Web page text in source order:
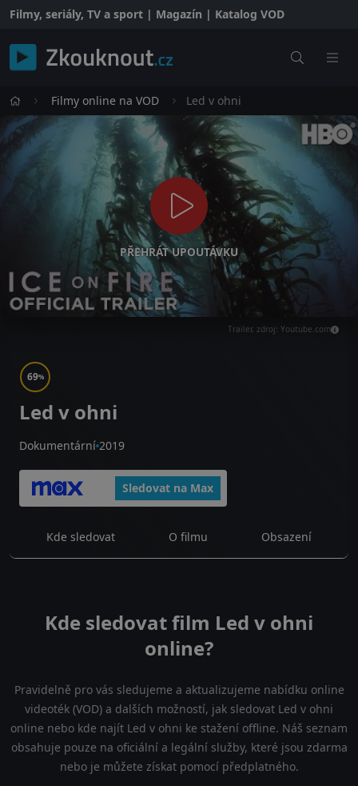
Filmy, seriály, TV a sport | Magazín | Katalog VOD
Filmy online na VOD Led v ohni
PŘEHRÁT UPOUTÁVKU
Trailer, zdroj: Youtube.com
69%
Led v ohni
Dokumentární 2019
Sledovat na Max
Kde sledovat O filmu Obsazení
Kde sledovat film Led v ohni
online?
Pravidelně pro vás sledujeme a aktualizujeme nabídku online
videoték (VOD) a dalších možností, jak sledovat Led v ohni
online nebo kde najít Led v ohni ke stažení offline. Náš seznam
obsahuje pouze na oficiální a legální služby, které jsou zdarma
nebo je můžete získat pomocí předplatného.